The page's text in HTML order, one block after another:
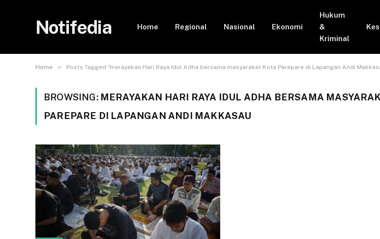
Notifedia Home Regional Nasional Ekonomi
Hukum
&
Kriminal
Home » Posts Tagged "merayakan Hari Raya Idul Adha bersama masyarakat Kota Parepare di Lapangan Andi
BROWSING: MERAYAKAN HARI RAYA IDUL ADHA BERSAMA
PAREPARE DI LAPANGAN ANDI MAKKASAU